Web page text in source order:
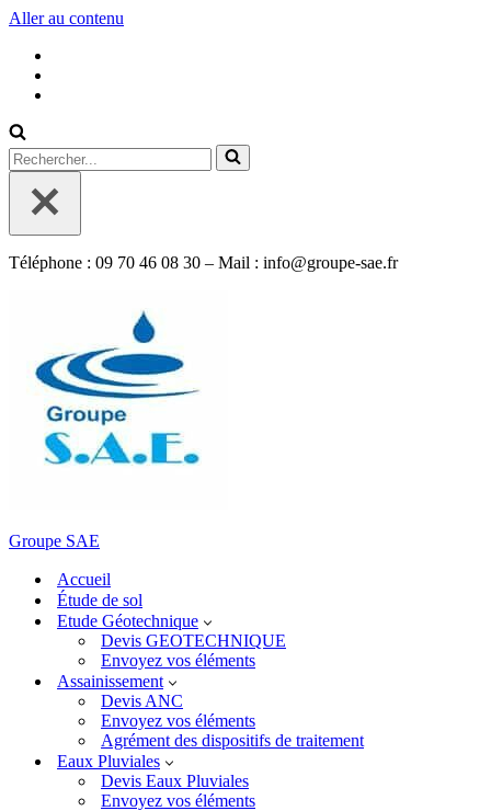
Aller au contenu
Rechercher...
Téléphone : 09 70 46 08 30 – Mail : info@groupe-sae.fr
Groupe SAE
Accueil
Étude de sol
Etude Géotechnique
Devis GEOTECHNIQUE
Envoyez vos éléments
Assainissement
Devis ANC
Envoyez vos éléments
Agrément des dispositifs de traitement
Eaux Pluviales
Devis Eaux Pluviales
Envoyez vos éléments